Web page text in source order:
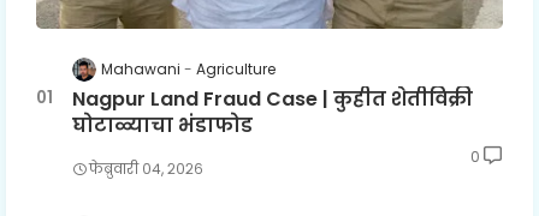
Mahawani Agriculture
Nagpur Land Fraud Case | कुहीत शेतीविक्री
घोटाळ्याचा भंडाफोड
फेब्रुवारी ०४, २०२६
0